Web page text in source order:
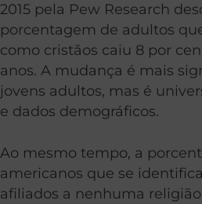
2015 pela Pew Research
porcentagem de adultos
como cristãos caiu 8 por
anos. A mudança é mais
jovens adultos, mas é
e dados demográficos.
Ao mesmo tempo, a
americanos que se
afiliados a nenhuma